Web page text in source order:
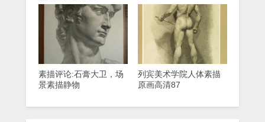
素描评论:石膏大卫，场
景素描静物
列宾美术学院人体素描
原画高清87